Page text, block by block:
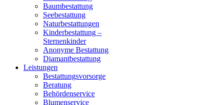
Baumbestattung
Seebestattung
Naturbestattungen
Kinderbestattung –
Sternenkinder
Anonyme Bestattung
Diamantbestattung
Leistungen
Bestattungsvorsorge
Beratung
Behördenservice
Blumenservice